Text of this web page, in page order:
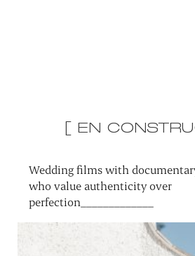
[ EN
Wedding films with
who value authenticity over
perfection_____________